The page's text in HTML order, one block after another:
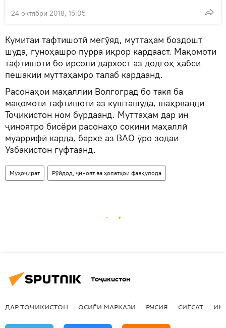
24 октябри 2018, 15:05
Кумитаи тафтишотӣ мегӯяд, муттаҳам боздошт
шуда, гуноҳашро пурра иқрор кардааст. Мақомоти
тафтишотӣ бо ирсоли дархост аз додгоҳ ҳабси
пешакии муттаҳамро талаб кардаанд.
Расонаҳои маҳаллии Волгоград бо такя ба
мақомоти тафтишотӣ аз кушташуда, шаҳрванди
Тоҷикистон ном бурдаанд. Муттаҳам дар ин
ҷиноятро бисёри расонаҳо сокини маҳаллӣ
муаррифӣ карда, бархе аз ВАО ӯро зодаи
Узбакистон гуфтаанд.
Муҳоҷират Рӯйдод, ҷиноят ва ҳолатҳои фавқулода
Тоҷикистон
ДАР ТОҶИКИСТОН ОСИЁИ МАРКАЗӢ РУСИЯ СИЁСАТ